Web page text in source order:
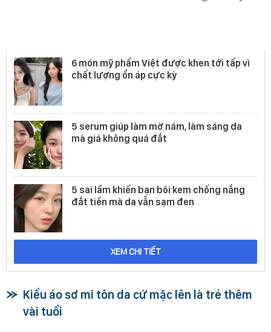
6 món mỹ phẩm Việt được khen tới tấp vì
chất lượng ổn áp cực kỳ
5 serum giúp làm mờ nám, làm sáng da
mà giá không quá đắt
5 sai lầm khiến bạn bôi kem chống nắng
đắt tiền mà da vẫn sạm đen
XEM CHI TIẾT
Kiểu áo sơ mi tôn da cứ mặc lên là trẻ thêm
vài tuổi